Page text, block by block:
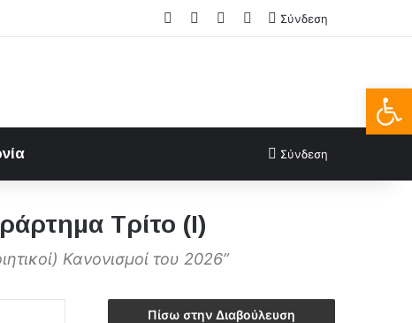
Facebook LinkedIn
FAQsΣύνδεση
Σύνδεση
Τρίτο (Ι)
Κανονισμοί του 2026”
Πίσω στην Διαβούλευση